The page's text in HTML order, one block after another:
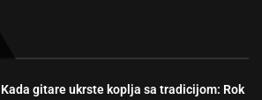
Kada gitare ukrste koplja sa tradicijom: Rok